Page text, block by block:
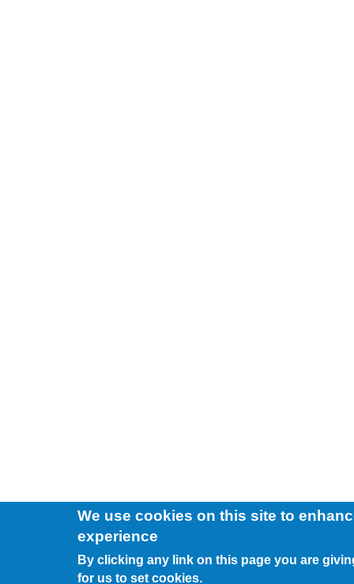
We use cookies on this site to
experience
By clicking any link on this page you are
for us to set cookies.